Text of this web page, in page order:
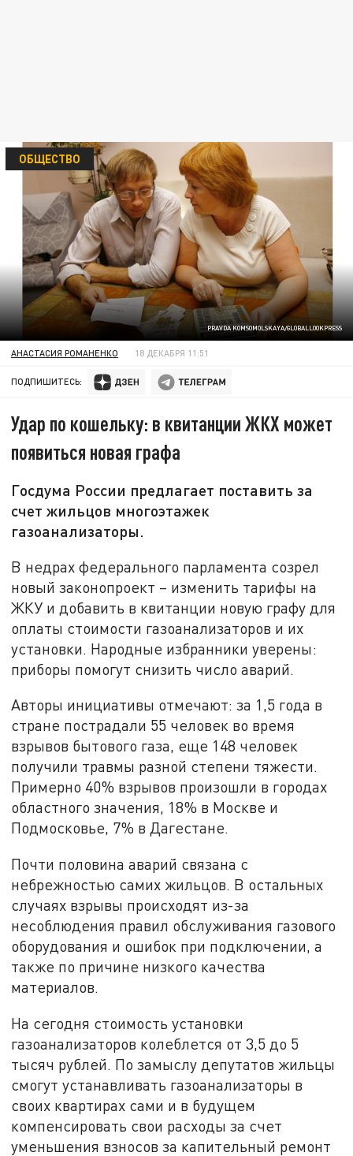
PRAVDA KOMSOMOLSKAYA/GLOBALLOOKPRESS
ОБЩЕСТВО
АНАСТАСИЯ РОМАНЕНКО 18 ДЕКАБРЯ 11:51
ПОДПИШИТЕСЬ:
Удар по кошельку: в квитанции ЖКХ может
появиться новая графа
Госдума России предлагает поставить за
счет жильцов многоэтажек
газоанализаторы.
В недрах федерального парламента созрел
новый законопроект – изменить тарифы на
ЖКУ и добавить в квитанции новую графу для
оплаты стоимости газоанализаторов и их
установки. Народные избранники уверены:
приборы помогут снизить число аварий.
Авторы инициативы отмечают: за 1,5 года в
стране пострадали 55 человек во время
взрывов бытового газа, еще 148 человек
получили травмы разной степени тяжести.
Примерно 40% взрывов произошли в городах
областного значения, 18% в Москве и
Подмосковье, 7% в Дагестане.
Почти половина аварий связана с
небрежностью самих жильцов. В остальных
случаях взрывы происходят из-за
несоблюдения правил обслуживания газового
оборудования и ошибок при подключении, а
также по причине низкого качества
материалов.
На сегодня стоимость установки
газоанализаторов колеблется от 3,5 до 5
тысяч рублей. По замыслу депутатов жильцы
смогут устанавливать газоанализаторы в
своих квартирах сами и в будущем
компенсировать свои расходы за счет
уменьшения взносов за капительный ремонт